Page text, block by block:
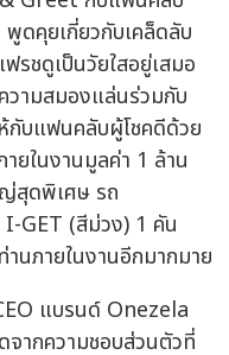
พูดคุยเกี่ยวกับเคล็ดลับ
รชดูเป็นวัยใสอยู่เสมอ
วามสมองแล่นร่วมกับ
กับแฟนคลับผู้โชคดีด้วย
ยในงานมูลค่า 1 ล้าน
ญ่สุดพิเศษ รถ
GET (สีม่วง) 1 คัน
นภายในงานอีกมากมาย
แบรนด์ Onezela
จากความชอบส่วนตัวที่